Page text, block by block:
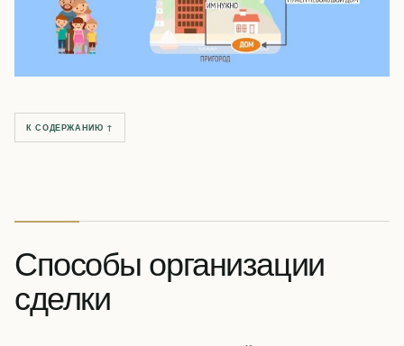
К СОДЕРЖАНИЮ ↑
Способы организации
сделки